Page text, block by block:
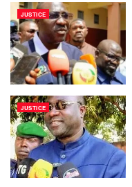
JUSTICE
JUSTICE